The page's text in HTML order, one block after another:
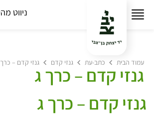
ניווט
עמוד הבית כתב-עת גנזי קדם גנזי קדם –
גנזי קדם – כרך ג
גנזי קדם – כרך ג